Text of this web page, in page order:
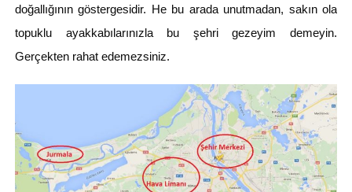
doğallığının göstergesidir. He bu arada unutmadan, sakın ola
topuklu ayakkabılarınızla bu şehri gezeyim demeyin.
Gerçekten rahat edemezsiniz.